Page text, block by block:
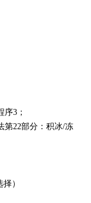
序3；
第22部分：积冰/冻
）